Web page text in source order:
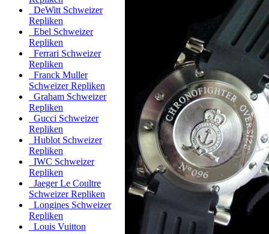
DeWitt Schweizer
Repliken
Ebel Schweizer
Repliken
Ferrari Schweizer
Repliken
Franck Muller
Schweizer Repliken
Graham Schweizer
Repliken
Gucci Schweizer
Repliken
Hublot Schweizer
Repliken
IWC Schweizer
Repliken
Jaeger Le Coultre
Schweizer Repliken
Longines Schweizer
Repliken
Louis Vuitton